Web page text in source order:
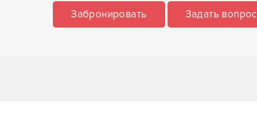
Забронировать Задать вопрос